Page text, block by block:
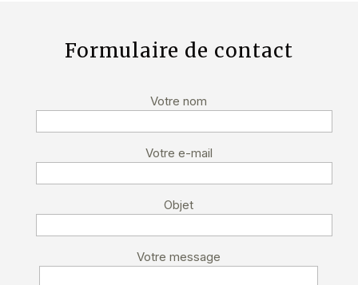
Formulaire de contact
Votre nom
Votre e-mail
Objet
Votre message